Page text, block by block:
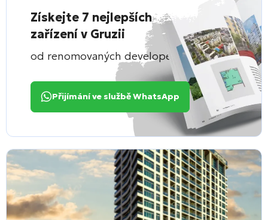
Získejte 7 nejlepších
zařízení v Gruzii
od renomovaných developerů
Přijímání ve službě WhatsApp